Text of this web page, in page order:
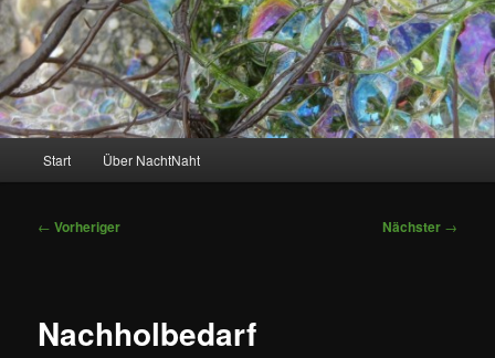
Start Über NachtNaht
Beitragsnavigation
← Vorheriger Nächster →
Nachholbedarf